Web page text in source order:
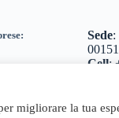
Sede:
Cell:
Email
migliorare la tua